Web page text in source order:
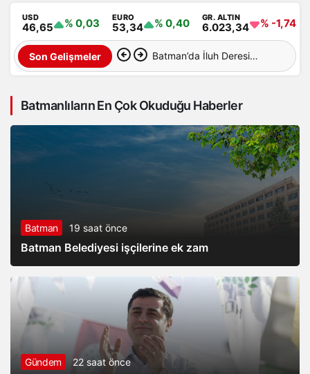
USD
46,65 % 0,03 EURO
53,34 % 0,40 GR. ALTIN
6.023,34 % -1,74
Son Gelişmeler Batman’da İluh Deresi
hizmete açıldı
Batmanlıların En Çok Okuduğu Haberler
Batman 19 saat önce
Batman Belediyesi işçilerine ek zam
Gündem 22 saat önce